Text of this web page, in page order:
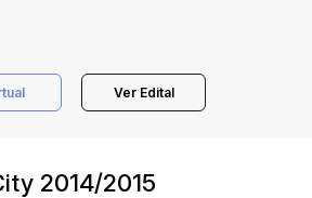
Ver Edital
2014/2015